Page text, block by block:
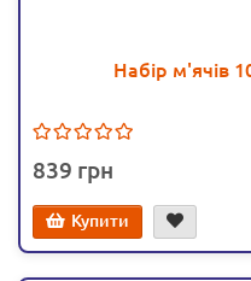
Набір м'ячів
839
Купити